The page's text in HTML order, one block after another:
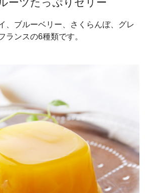
ーツたっぷりゼリー
、ブルーベリー、さくらんぼ、グレ
ランスの6種類です。